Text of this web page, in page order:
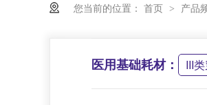
您当前的位置： 首页 > 产品
医用基础耗材： III